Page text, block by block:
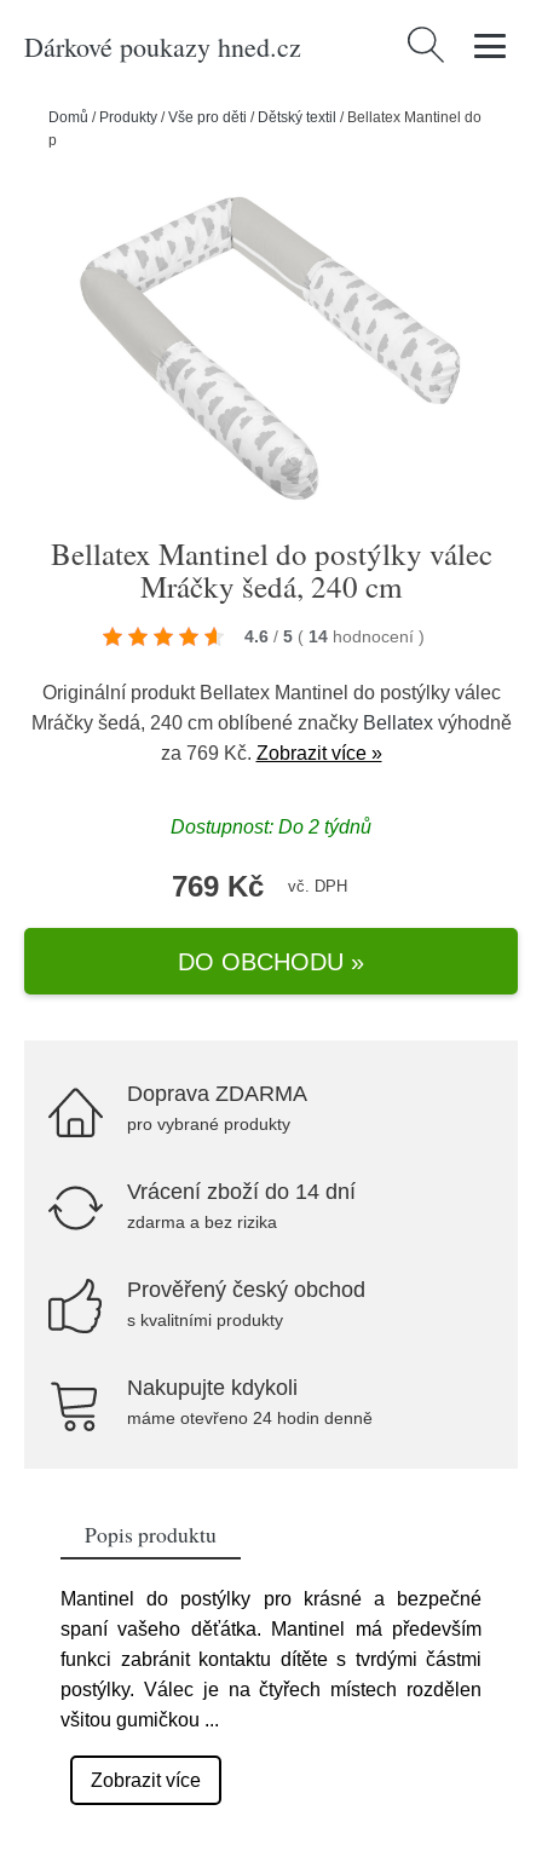
Dárkové poukazy hned.cz Vyhledávání
Domů / Produkty /Vše pro děti / Dětský textil / Bellatex Mantinel do
postýlky válec Mráčky šedá, 240 cm
Bellatex Mantinel do postýlky válec
Mráčky šedá, 240 cm
4.6 / 5 ( 14 hodnocení )
Originální produkt Bellatex Mantinel do postýlky válec
Mráčky šedá, 240 cm oblíbené značky Bellatexvýhodně
za 769 Kč. Zobrazit více »
Dostupnost: Do 2 týdnů
769 Kč vč. DPH
DO OBCHODU »
Doprava ZDARMA
pro vybrané produkty
Vrácení zboží do 14 dní
zdarma a bez rizika
Prověřený český obchod
s kvalitními produkty
Nakupujte kdykoli
máme otevřeno 24 hodin denně
Popis produktu
Mantinel do postýlky pro krásné a bezpečné
spaní vašeho děťátka. Mantinel má především
funkci zabránit kontaktu dítěte s tvrdými částmi
postýlky. Válec je na čtyřech místech rozdělen
všitou gumičkou ...
Zobrazit více